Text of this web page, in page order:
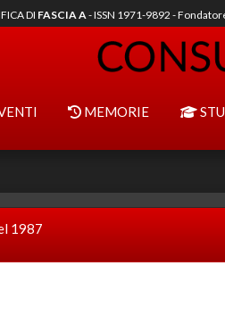
DI FASCIA A- ISSN 1971-9892 -
MEMORIE
1987